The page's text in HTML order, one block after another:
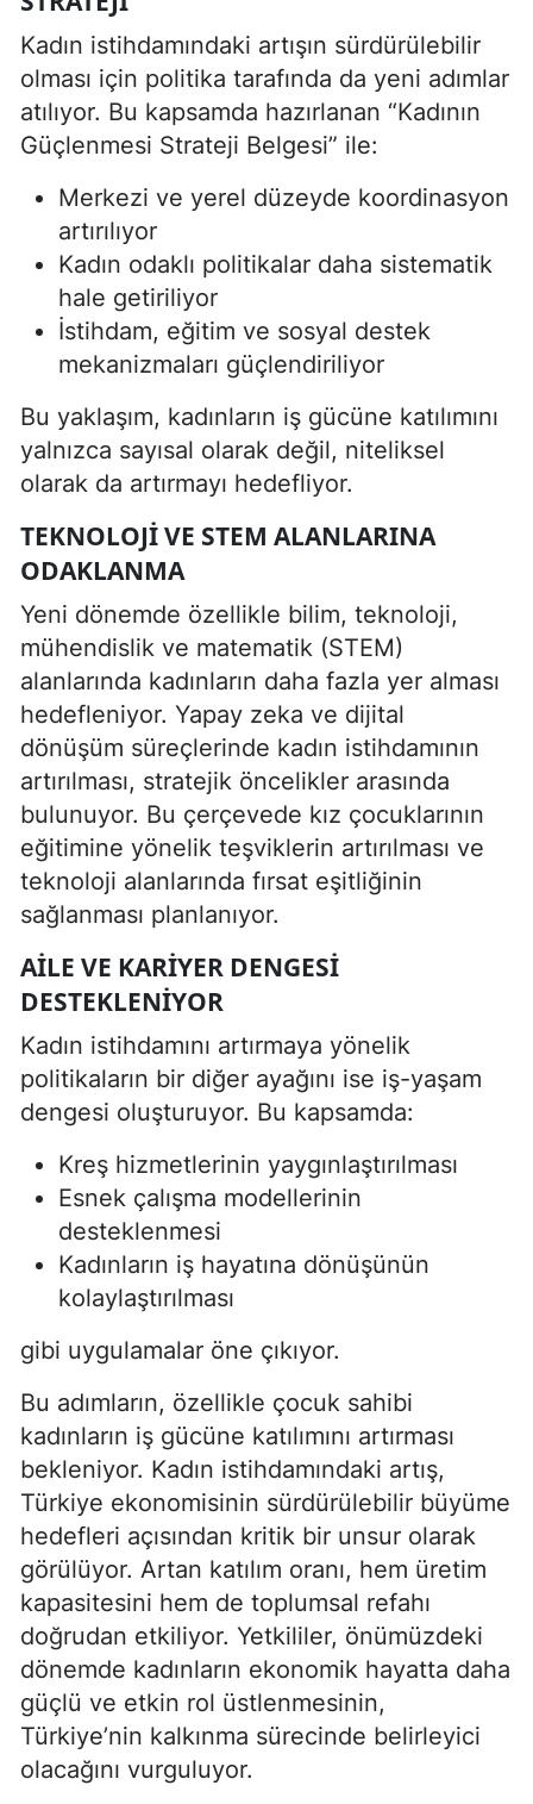
Kadın istihdamındaki artışın sürdürülebilir
olması için politika tarafında da yeni adımlar
atılıyor. Bu kapsamda hazırlanan “Kadının
Güçlenmesi Strateji Belgesi” ile:
Merkezi ve yerel düzeyde koordinasyon
artırılıyor
Kadın odaklı politikalar daha sistematik
hale getiriliyor
İstihdam, eğitim ve sosyal destek
mekanizmaları güçlendiriliyor
Bu yaklaşım, kadınların iş gücüne katılımını
yalnızca sayısal olarak değil, niteliksel
olarak da artırmayı hedefliyor.
TEKNOLOJI VE STEM ALANLARINA
ODAKLANMA
Yeni dönemde özellikle bilim, teknoloji,
mühendislik ve matematik (STEM)
alanlarında kadınların daha fazla yer alması
hedefleniyor. Yapay zeka ve dijital
dönüşüm süreçlerinde kadın istihdamının
artırılması, stratejik öncelikler arasında
bulunuyor. Bu çerçevede kız çocuklarının
eğitimine yönelik teşviklerin artırılması ve
teknoloji alanlarında fırsat eşitliğinin
sağlanması planlanıyor.
AILE VE KARIYER DENGESI
DESTEKLENIYOR
Kadın istihdamını artırmaya yönelik
politikaların bir diğer ayağını ise iş-yaşam
dengesi oluşturuyor. Bu kapsamda:
Kreş hizmetlerinin yaygınlaştırılması
Esnek çalışma modellerinin
desteklenmesi
Kadınların iş hayatına dönüşünün
kolaylaştırılması
gibi uygulamalar öne çıkıyor.
Bu adımların, özellikle çocuk sahibi
kadınların iş gücüne katılımını artırması
bekleniyor. Kadın istihdamındaki artış,
Türkiye ekonomisinin sürdürülebilir büyüme
hedefleri açısından kritik bir unsur olarak
görülüyor. Artan katılım oranı, hem üretim
kapasitesini hem de toplumsal refahı
doğrudan etkiliyor. Yetkililer, önümüzdeki
dönemde kadınların ekonomik hayatta daha
güçlü ve etkin rol üstlenmesinin,
Türkiye’nin kalkınma sürecinde belirleyici
olacağını vurguluyor.